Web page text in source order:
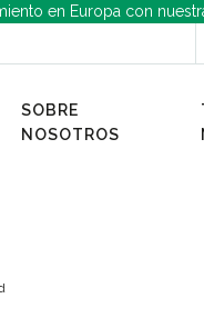
en Europa con
SOBRE
NOSOTROS